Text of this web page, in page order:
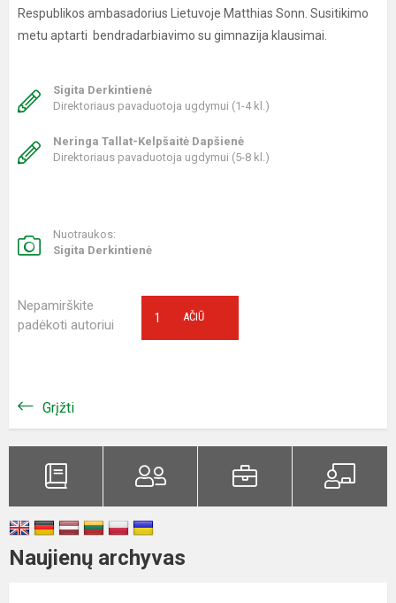
Respublikos ambasadorius Lietuvoje Matthias Sonn. Susitikimo
metu aptarti bendradarbiavimo su gimnazija klausimai.
Sigita Derkintienė
Direktoriaus pavaduotoja ugdymui (1-4 kl.)
Neringa Tallat-Kelpšaitė Dapšienė
Direktoriaus pavaduotoja ugdymui (5-8 kl.)
Nuotraukos:
Sigita Derkintienė
Nepamirškite
padėkoti autoriui
AČIŪ
1
Grįžti
Naujienų archyvas